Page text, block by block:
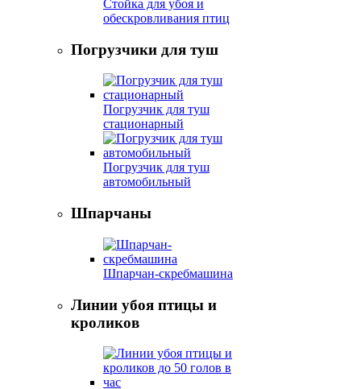
Стойка для убоя и
обескровливания птиц
Погрузчики для туш
Погрузчик для туш
стационарный
Погрузчик для туш
автомобильный
Шпарчаны
Шпарчан-скребмашина
Линии убоя птицы и
кроликов